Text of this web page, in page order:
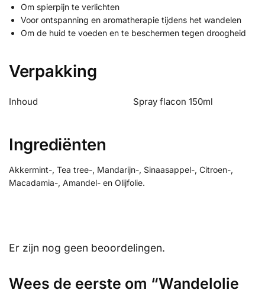
Om spierpijn te verlichten
Voor ontspanning en aromatherapie tijdens het wandelen
Om de huid te voeden en te beschermen tegen droogheid
Verpakking
Inhoud Spray flacon 150ml
Ingrediënten
Akkermint-, Tea tree-, Mandarijn-, Sinaasappel-, Citroen-,
Macadamia-, Amandel- en Olijfolie.
Er zijn nog geen beoordelingen.
Wees de eerste om “Wandelolie